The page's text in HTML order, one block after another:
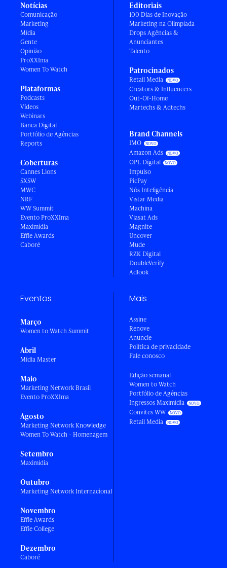
Notícias
Comunicação
Marketing
Mídia
Gente
Opinião
ProXXIma
Women To Watch
Plataformas
Podcasts
Vídeos
Webinars
Banca Digital
Portfólio de Agências
Reports
Coberturas
Cannes Lions
SXSW
MWC
NRF
WW Summit
Evento ProXXIma
Maximídia
Effie Awards
Caboré
Editoriais
100 Dias de Inovação
Marketing na Olimpíada
Drops Agências &
Anunciantes
Talento
Patrocinados
Retail Media
Creators & Influencers
Out-Of-Home
Martechs & Adtechs
Brand Channels
IMO
Amazon Ads
OPL Digital
Impulso
PicPay
Nós Inteligência
Vistar Media
Machina
Viasat Ads
Magnite
Uncover
Mude
RZK Digital
DoubleVerify
Adlook
Eventos
Março
Women to Watch Summit
Abril
Mídia Master
Maio
Marketing Network Brasil
Evento ProXXIma
Agosto
Marketing Network Knowledge
Women To Watch - Homenagem
Setembro
Maximídia
Outubro
Marketing Network Internacional
Novembro
Effie Awards
Effie College
Dezembro
Caboré
Mais
Assine
Renove
Anuncie
Política de privacidade
Fale conosco
Edição semanal
Women to Watch
Portfólio de Agências
Ingressos Maximídia
Convites WW
Retail Media